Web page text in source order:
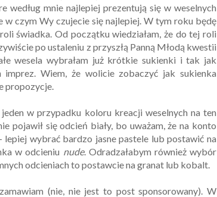
mnie najlepiej prezentują się w weselnych
w czym Wy czujecie się najlepiej. W tym roku będę
świadka. Od początku wiedziałam, że do tej roli
po ustaleniu z przyszłą Panną Młodą kwestii
wesela wybrałam już krótkie sukienki i tak jak
Wiem, że wolicie zobaczyć jak sukienka
propozycje.
w przypadku koloru kreacji weselnych na ten
pojawił się odcień biały, bo uważam, że na konto
wybrać bardzo jasne pastele lub postawić na
w odcieniu nude. Odradzałabym również wybór
odcieniach to postawcie na granat lub kobalt.
(nie, nie jest to post sponsorowany). W